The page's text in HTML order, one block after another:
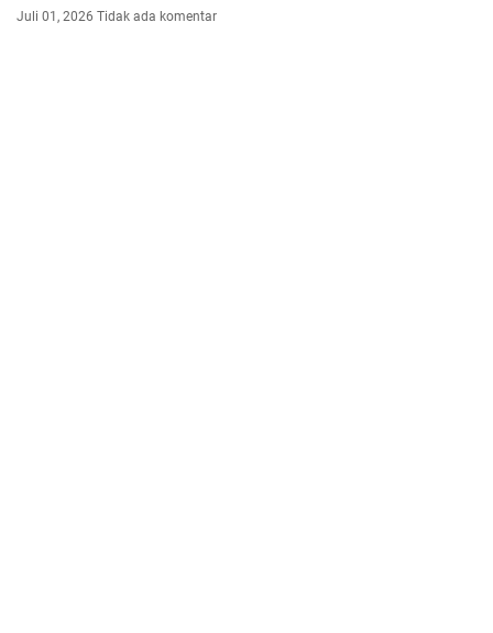
Juli 01, 2026 Tidak ada komentar